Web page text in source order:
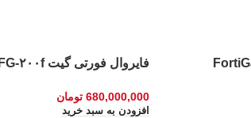
فایروال فورتی گیت FG-۲۰۰f
680,000,000 تومان
افزودن به سبد خرید